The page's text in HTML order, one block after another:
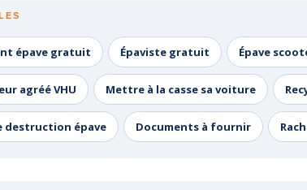
épave gratuit Épaviste gratuit Épave
agréé VHU Mettre à la casse sa voiture
destruction épave Documents à fournir